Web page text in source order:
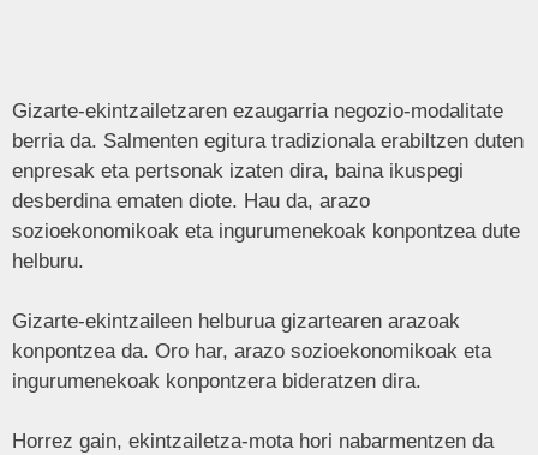
Gizarte-ekintzailetzaren ezaugarria negozio-modalitate
berria da. Salmenten egitura tradizionala erabiltzen duten
enpresak eta pertsonak izaten dira, baina ikuspegi
desberdina ematen diote. Hau da, arazo
sozioekonomikoak eta ingurumenekoak konpontzea dute
helburu.
Gizarte-ekintzaileen helburua gizartearen arazoak
konpontzea da. Oro har, arazo sozioekonomikoak eta
ingurumenekoak konpontzera bideratzen dira.
Horrez gain, ekintzailetza-mota hori nabarmentzen da